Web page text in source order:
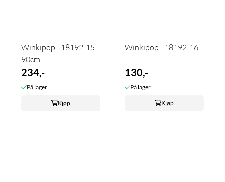
Winkipop - 18192-15 -
90cm
234,-
På lager
Kjøp
Winkipop - 18192-16
130,-
På lager
Kjøp